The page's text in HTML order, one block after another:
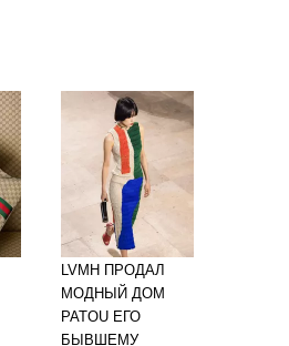
LVMH ПРОДАЛ
МОДНЫЙ ДОМ
PATOU ЕГО
БЫВШЕМУ